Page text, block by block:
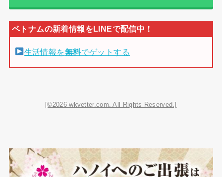
生活情報を無料でゲットする
[©2026 wkvetter.com. All Rights Reserved.]